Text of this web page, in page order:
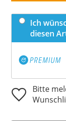
Ich
diesen
Bitte